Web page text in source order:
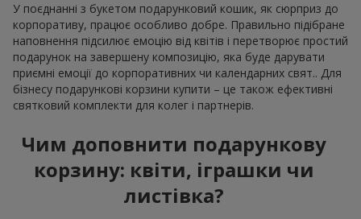
У поєднанні з букетом подарунковий кошик, як сюрприз до
корпоративу, працює особливо добре. Правильно підібране
наповнення підсилює емоцію від квітів і перетворює простий
подарунок на завершену композицію, яка буде дарувати
приємні емоції до корпоративних чи календарних свят.. Для
бізнесу подарункові корзини купити – це також ефективні
святковий комплекти для колег і партнерів.
Чим доповнити подарункову
корзину: квіти, іграшки чи
листівка?